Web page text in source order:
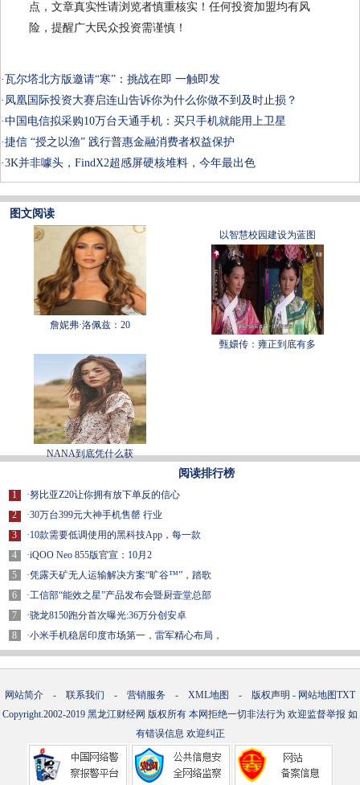
点，文章真实性请浏览者慎重核实！任何投资加盟均有风
险，提醒广大民众投资需谨慎！
·瓦尔塔北方版邀请“寒”：挑战在即 一触即发
· 凤凰国际投资大赛启连山告诉你为什么你做不到及时止损？
·中国电信拟采购10万台天通手机：买只手机就能用上卫星
·捷信 “授之以渔” 践行普惠金融消费者权益保护
·3K并非噱头，FindX2超感屏硬核堆料，今年最出色
图文阅读
詹妮弗·洛佩兹：20
以智慧校园建设为蓝图
甄嬛传：雍正到底有多
NANA到底凭什么获
阅读排行榜
1
2
3
4
5
6
7
8
·努比亚Z20让你拥有放下单反的信心
·30万台399元大神手机售罄 行业
·10款需要低调使用的黑科技App，每一款
·iQOO Neo 855版官宣：10月2
·凭露天矿无人运输解决方案“旷谷™”，踏歌
·工信部“能效之星”产品发布会暨厨壹堂总部
·骁龙8150跑分首次曝光:36万分创安卓
·小米手机稳居印度市场第一，雷军精心布局，
网站简介 - 联系我们 - 营销服务 - XML地图 - 版权声明 - 网站地图TXT
Copyright.2002-2019 黑龙江财经网 版权所有 本网拒绝一切非法行为 欢迎监督举报 如
有错误信息 欢迎纠正